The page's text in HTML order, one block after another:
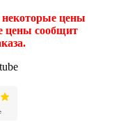
некоторые цены
цены сообщит